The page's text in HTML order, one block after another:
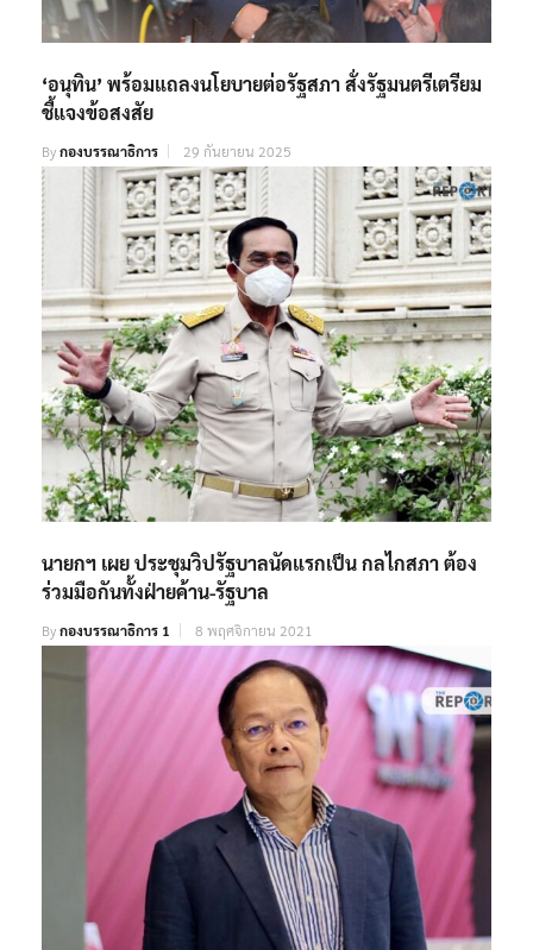
‘อนุทิน’ พร้อมแถลงนโยบายต่อรัฐสภา สั่งรัฐมนตรีเตรียม
ชี้แจงข้อสงสัย
Byกองบรรณาธิการ 29 กันยายน 2025
นายกฯ เผย ประชุมวิปรัฐบาลนัดแรกเป็น กลไกสภา ต้อง
ร่วมมือกันทั้งฝ่ายค้าน-รัฐบาล
Byกองบรรณาธิการ 1 8 พฤศจิกายน 2021